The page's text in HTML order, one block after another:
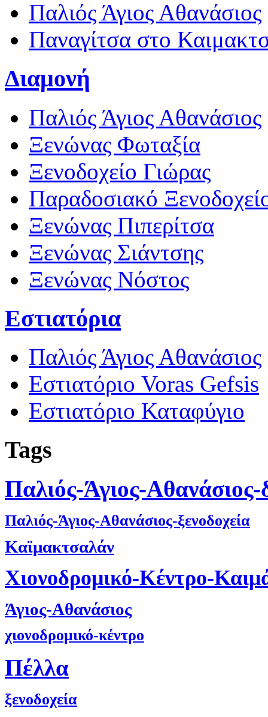
Παλιός Άγιος Αθανάσιος
Παναγίτσα στο
Διαμονή
Παλιός Άγιος Αθανάσιος
Ξενώνας Φωταξία
Ξενοδοχείο Γιώρας
Παραδοσιακό
Ξενώνας Πιπερίτσα
Ξενώνας Σιάντσης
Ξενώνας Νόστος
Εστιατόρια
Παλιός Άγιος Αθανάσιος
Εστιατόριο Voras Gefsis
Εστιατόριο Καταφύγιο
Tags
Παλιός-Άγιος-
Παλιός-Άγιος-Αθανάσιος-ξενοδοχεία
Καϊμακτσαλάν
Χιονοδρομικό-Κέντρο-
Άγιος-Αθανάσιος
χιονοδρομικό-κέντρο
Πέλλα
ξενοδοχεία